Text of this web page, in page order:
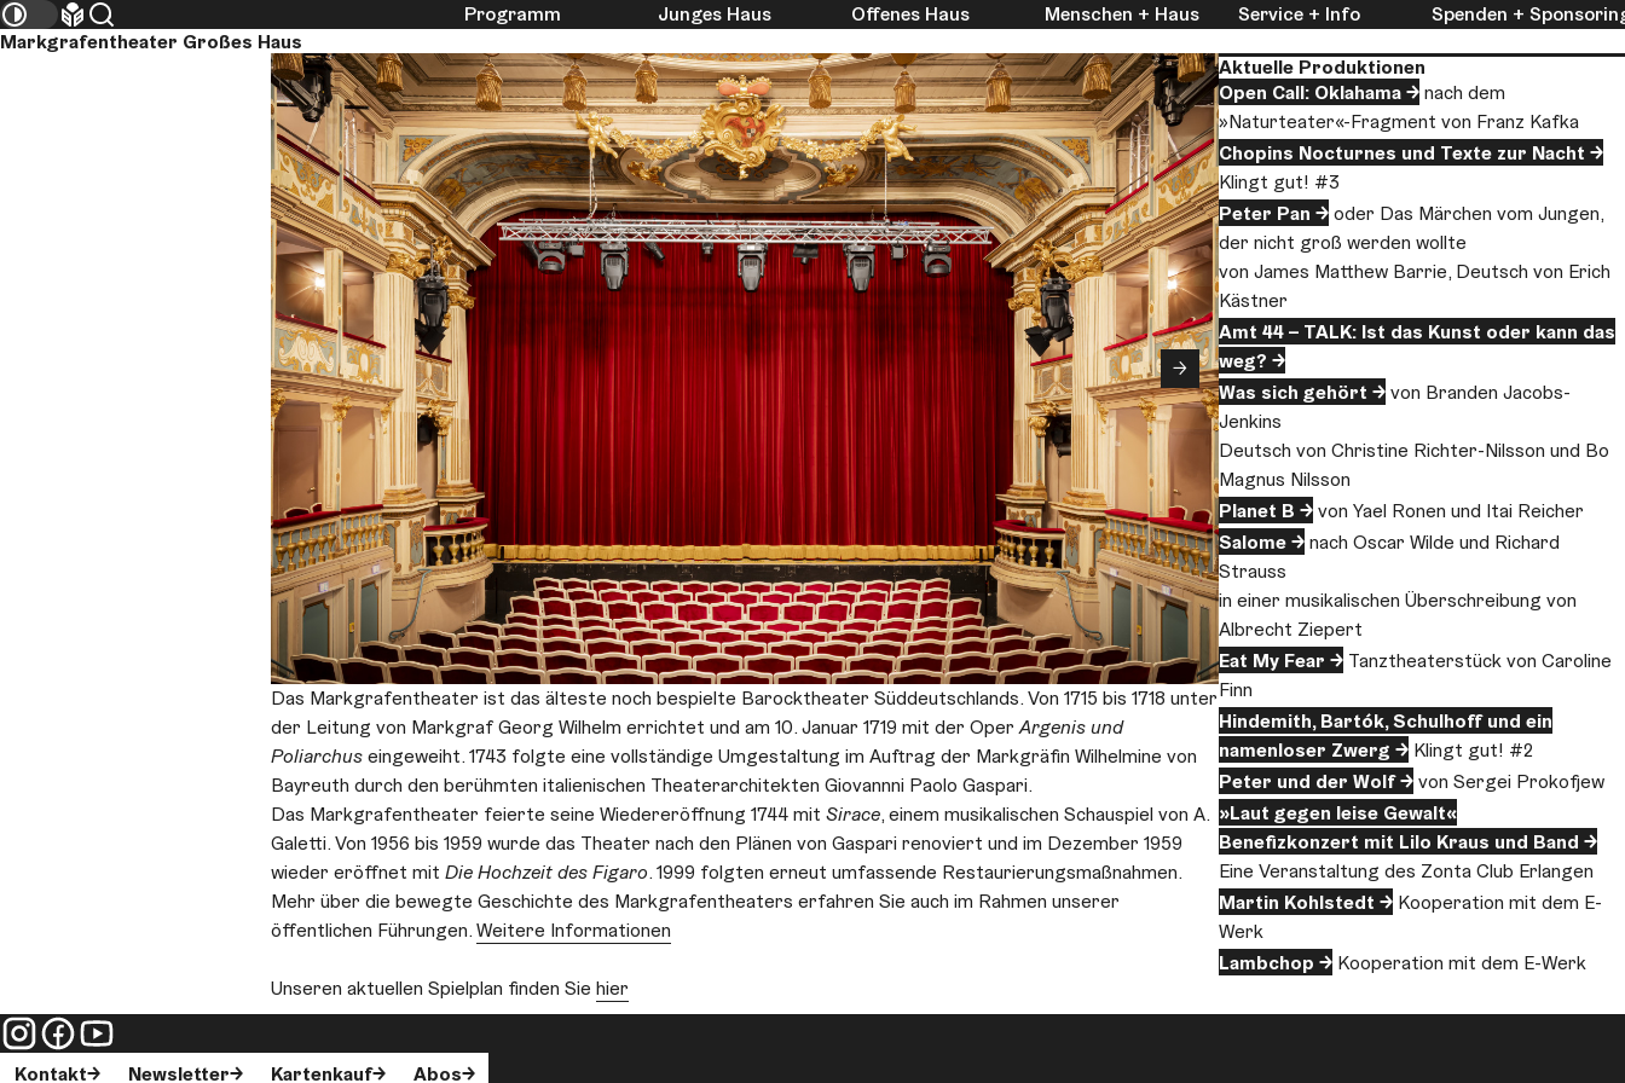
Kontrastmodus umschalten
Leichte Sprache
Suche
Programm Junges Haus Offenes Haus Menschen + Haus Service + Info Spenden +
Spielstätten
Markgrafentheater Großes Haus
→
Das Markgrafentheater ist das älteste noch bespielte Barocktheater Süddeutschlands. Von 1715 bis 1718 unter
der Leitung von Markgraf Georg Wilhelm errichtet und am 10. Januar 1719 mit der OperArgenis und
Poliarchuseingeweiht. 1743 folgte eine vollständige Umgestaltung im Auftrag der Markgräfin Wilhelmine von
Bayreuth durch den berühmten italienischen Theaterarchitekten Giovannni Paolo Gaspari.
Das Markgrafentheater feierte seine Wiedereröffnung 1744 mit Sirace, einem musikalischen Schauspiel von A.
Galetti. Von 1956 bis 1959 wurde das Theater nach den Plänen von Gaspari renoviert und im Dezember 1959
wieder eröffnet mit Die Hochzeit des Figaro. 1999 folgten erneut umfassende Restaurierungsmaßnahmen.
Mehr über die bewegte Geschichte des Markgrafentheaters erfahren Sie auch im Rahmen unserer
öffentlichen Führungen.Weitere Informationen
Unseren aktuellen Spielplan finden Sie hier
Aktuelle Produktionen
Open Call: Oklahama
nach dem
»Naturteater«-Fragment von Franz Kafka
Chopins Nocturnes und Texte zur Nacht
Klingt gut! #3
Peter Pan
oder Das Märchen vom Jungen,
der nicht groß werden wollte
von James Matthew Barrie, Deutsch von Erich
Kästner
Amt 44 – TALK: Ist das Kunst oder kann das
weg?
Was sich gehört
von Branden Jacobs-
Jenkins
Deutsch von Christine Richter-Nilsson und Bo
Magnus Nilsson
Planet B
von Yael Ronen und Itai Reicher
Salome
nach Oscar Wilde und Richard
Strauss
in einer musikalischen Überschreibung von
Albrecht Ziepert
Eat My Fear
Tanztheaterstück von Caroline
Finn
Hindemith, Bartók, Schul­hoff und ein
namenloser Zwerg
Klingt gut! #2
Peter und der Wolf
von Sergei Prokofjew
»Laut gegen leise Gewalt«
Benefizkonzert mit Lilo Kraus und Band
Eine Veranstaltung des Zonta Club Erlangen
Martin Kohlstedt
Kooperation mit dem E-
Werk
Lambchop
Kooperation mit dem E-Werk
Kontakt Newsletter Kartenkauf Abos